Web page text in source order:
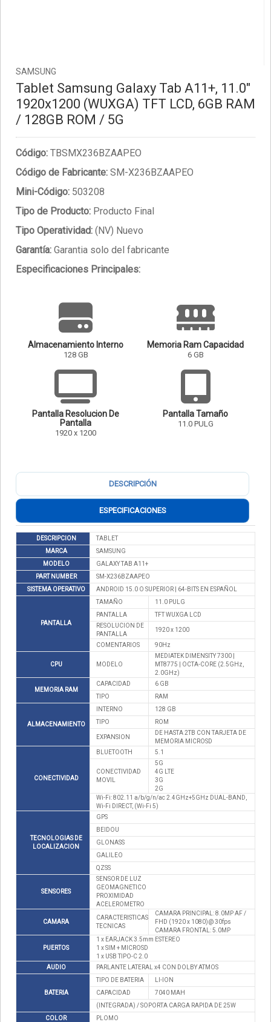
SAMSUNG
Tablet Samsung Galaxy Tab A11+, 11.0"
1920x1200 (WUXGA) TFT LCD, 6GB RAM
/ 128GB ROM / 5G
Código: TBSMX236BZAAPEO
Código de Fabricante: SM-X236BZAAPEO
Mini-Código: 503208
Tipo de Producto: Producto Final
Tipo Operatividad: (NV) Nuevo
Garantía: Garantia solo del fabricante
Especificaciones Principales:
Almacenamiento Interno
128 GB
Memoria Ram Capacidad
6 GB
Pantalla Resolucion De
Pantalla
1920 x 1200
Pantalla Tamaño
11.0 PULG
DESCRIPCIÓN
ESPECIFICACIONES
DESCRIPCION
TABLET
MARCA
SAMSUNG
MODELO
GALAXY TAB A11+
PART NUMBER
SM-X236BZAAPEO
SISTEMA OPERATIVO
ANDROID 15.0 O SUPERIOR | 64-BITS EN ESPAÑOL
PANTALLA
TAMAÑO
11.0 PULG
PANTALLA
TFT WUXGA LCD
RESOLUCION DE
PANTALLA
1920 x 1200
COMENTARIOS 90Hz
CPU MODELO
MEDIATEK DIMENSITY 7300 |
MT8775 | OCTA-CORE (2.5GHz,
2.0GHz)
MEMORIA RAM
CAPACIDAD
6 GB
TIPO
RAM
ALMACENAMIENTO
INTERNO
128 GB
TIPO
ROM
EXPANSION
DE HASTA 2TB CON TARJETA DE
MEMORIA MICROSD
CONECTIVIDAD
BLUETOOTH 5.1
CONECTIVIDAD
MOVIL
5G
4G LTE
3G
2G
Wi-Fi: 802.11 a/b/g/n/ac 2.4GHz+5GHz DUAL-BAND,
Wi-Fi DIRECT, (Wi-Fi 5)
TECNOLOGIAS DE
LOCALIZACION
GPS
BEIDOU
GLONASS
GALILEO
QZSS
SENSORES
SENSOR DE LUZ
GEOMAGNETICO
PROXIMIDAD
ACELEROMETRO
CAMARA
CARACTERISTICAS
TECNICAS
CAMARA PRINCIPAL: 8.0MP AF /
FHD (1920 x 1080)@ 30fps
CAMARA FRONTAL: 5.0MP
PUERTOS
1 x EARJACK 3.5mm ESTEREO
1 x SIM + MICROSD
1 x USB TIPO-C 2.0
AUDIO
PARLANTE LATERAL x4 CON DOLBY ATMOS
BATERIA
TIPO DE BATERIA
LI-ION
CAPACIDAD
7040 MAH
(INTEGRADA) / SOPORTA CARGA RAPIDA DE 25W
COLOR
PLOMO